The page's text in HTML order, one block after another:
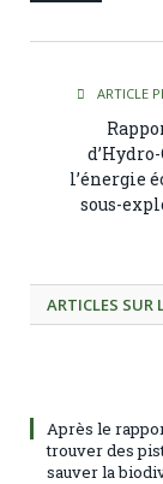
ARTICLE
d’Hydro-
l’énergie
sous-
ARTICLES SUR
Après le
trouver des
sauver la